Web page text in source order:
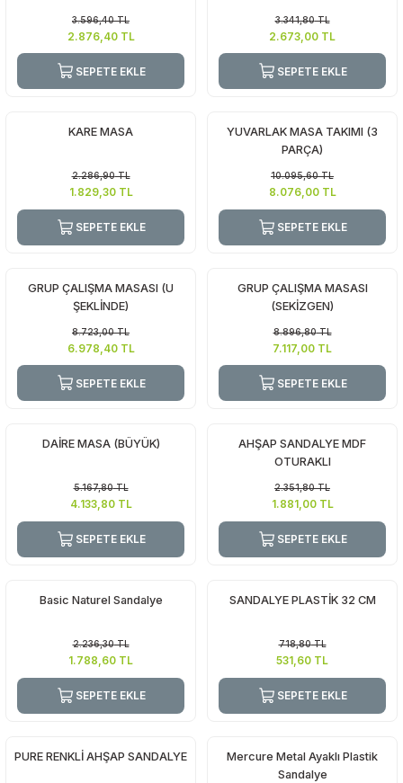
Çitler
Yazı Tahtaları ve Panolar
Figürler ve İsimlikler
Ayakkabılık ve Elbise
Dolapları
Çocuk Oturma Grupları
3.596,40TL
2.876,40TL
SEPETE EKLE
3.341,80TL
2.673,00 TL
SEPETE EKLE
KARE MASA
2.286,90TL
1.829,30TL
SEPETE EKLE
YUVARLAK MASA TAKIMI (3
PARÇA)
10.095,60TL
8.076,00TL
SEPETE EKLE
GRUP ÇALIŞMA MASASI (U
ŞEKLİNDE)
8.723,00TL
6.978,40TL
SEPETE EKLE
GRUP ÇALIŞMA MASASI
(SEKİZGEN)
8.896,80TL
7.117,00 TL
SEPETE EKLE
DAİRE MASA (BÜYÜK)
5.167,80TL
4.133,80TL
SEPETE EKLE
AHŞAP SANDALYE MDF
OTURAKLI
2.351,80TL
1.881,00TL
SEPETE EKLE
Basic Naturel Sandalye
2.236,30TL
1.788,60 TL
SEPETE EKLE
SANDALYE PLASTİK 32 CM
718,80TL
531,60 TL
SEPETE EKLE
PURE RENKLİ AHŞAP SANDALYE
Mercure Metal Ayaklı Plastik
Sandalye